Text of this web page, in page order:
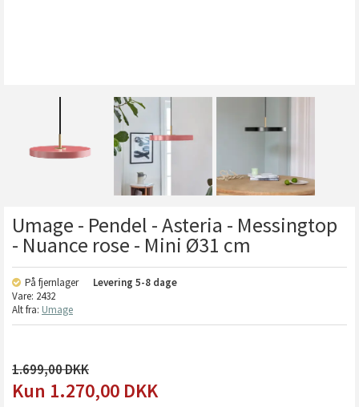
Umage - Pendel - Asteria - Messingtop
- Nuance rose - Mini Ø31 cm
På fjernlager Levering 5-8 dage
Vare: 2432
Alt fra: Umage
1.699,00
1.270,00 DKK